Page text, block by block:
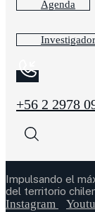
Agenda
+56 2 2978
Impulsando el
del territorio
Instagram